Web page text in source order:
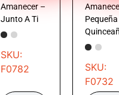
Amanecer –
Junto A Ti
SKU:
F0782
Pequeña
SKU:
F0732